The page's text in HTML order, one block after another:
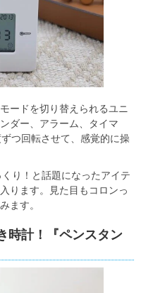
ードを切り替えられるユニ
ダー、アラーム、タイマ
つ回転させて、感覚的に操
り！と話題になったアイテ
ります。見た目もコロンっ
ます。
時計！『ペンスタン